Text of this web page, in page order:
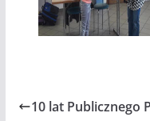
10 lat Publicznego